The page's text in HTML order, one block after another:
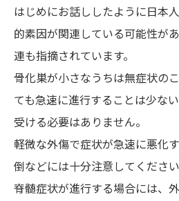
はじめにお話ししたように日本
的素因が関連している可能性が
連も指摘されています。
骨化巣が小さなうちは無症状の
ても急速に進行することは少な
受ける必要はありません。
軽微な外傷で症状が急速に悪化
倒などには十分注意してください
脊髄症状が進行する場合には、